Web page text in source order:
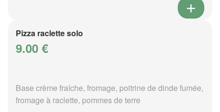
Pizza raclette solo
9.00 €
Base crème fraîche, fromage, poitrine de dinde fumée,
fromage à raclette, pommes de terre